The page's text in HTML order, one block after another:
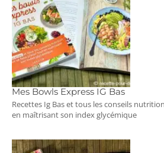
Mes Bowls Express IG Bas
Recettes Ig Bas et tous les conseils
en maîtrisant son index glycémique